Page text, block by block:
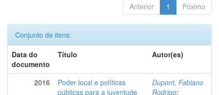
Anterior 1 Póximo
Conjunto de itens:
Data do
documento
Título Autor(es)
2016
Poder local e políticas
públicas para a juventude
Dupont, Fabiano
Rodrigo;